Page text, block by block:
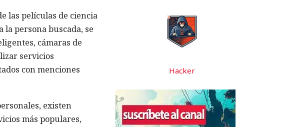
las películas de ciencia
persona buscada, se
cámaras de
servicios
con menciones
existen
más populares,
Hacker